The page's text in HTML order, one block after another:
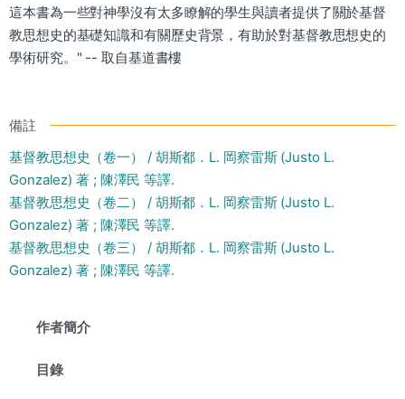
作者簡介
目錄
這本書為一些對神學沒有太多瞭解的學生與讀者提供了關於基督
教思想史的基礎知識和有關歷史背景，有助於對基督教思想史的
學術研究。" -- 取自基道書樓
備註
基督教思想史（卷一） / 胡斯都．L. 岡察雷斯 (Justo L.
Gonzalez) 著 ; 陳澤民 等譯.
基督教思想史（卷二） / 胡斯都．L. 岡察雷斯 (Justo L.
Gonzalez) 著 ; 陳澤民 等譯.
基督教思想史（卷三） / 胡斯都．L. 岡察雷斯 (Justo L.
Gonzalez) 著 ; 陳澤民 等譯.